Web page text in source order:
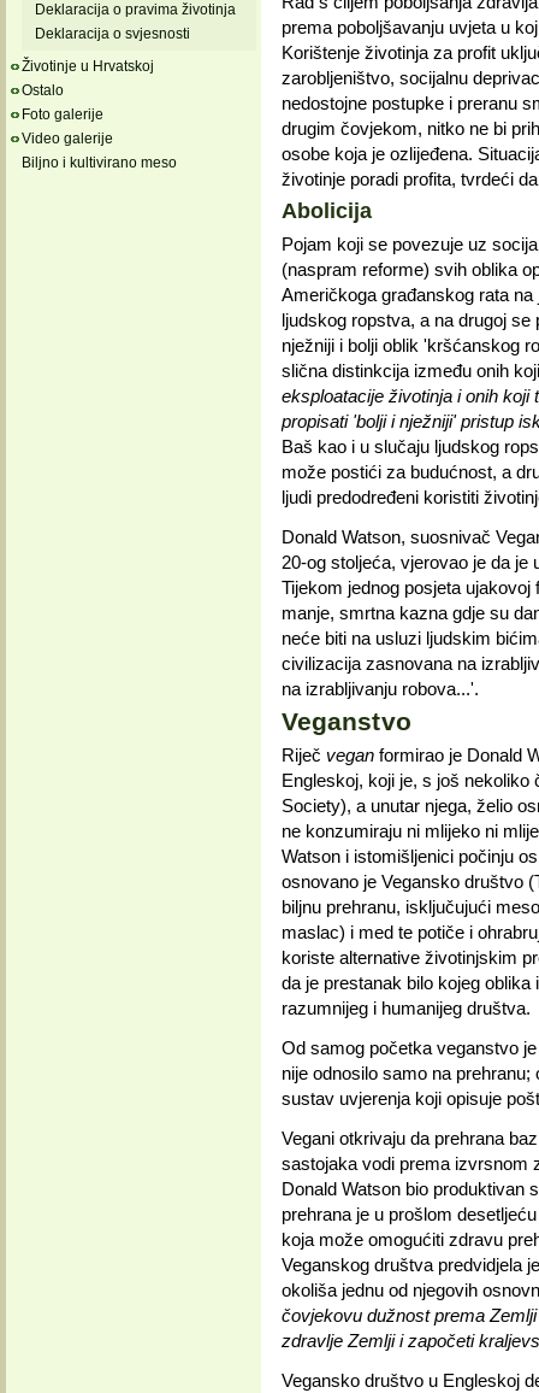
Deklaracija o pravima životinja
Deklaracija o svjesnosti
Životinje u Hrvatskoj
Ostalo
Foto galerije
Video galerije
Biljno i kultivirano meso
prema poboljšavanju uvjeta u
Korištenje životinja za profit
zarobljeništvo, socijalnu
nedostojne postupke i preranu
drugim čovjekom, nitko ne bi
osobe koja je ozlijeđena.
životinje poradi profita, tvrdeći
Abolicija
Pojam koji se povezuje uz
(naspram reforme) svih oblika
Američkoga građanskog rata
ljudskog ropstva, a na drugoj
nježniji i bolji oblik 'kršćanskog
slična distinkcija između onih
eksploatacije životinja i onih
propisati 'bolji i nježniji' pristup
Baš kao i u slučaju ljudskog
može postići za budućnost, a
ljudi predodređeni koristiti
Donald Watson, suosnivač
20-og stoljeća, vjerovao je da je
Tijekom jednog posjeta
manje, smrtna kazna gdje su
neće biti na usluzi ljudskim
civilizacija zasnovana na
na izrabljivanju robova...'.
Veganstvo
Riječ veganformirao je Donald
Engleskoj, koji je, s još nekoliko
Society), a unutar njega, želio
ne konzumiraju ni mlijeko ni
Watson i istomišljenici počinju
osnovano je Vegansko društvo
biljnu prehranu, isključujući
maslac) i med te potiče i
koriste alternative životinjskim
da je prestanak bilo kojeg
razumnijeg i humanijeg društva.
Od samog početka veganstvo
nije odnosilo samo na
sustav uvjerenja koji opisuje
Vegani otkrivaju da prehrana
sastojaka vodi prema izvrsnom
Donald Watson bio produktivan
prehrana je u prošlom
koja može omogućiti zdravu
Veganskog društva predvidjela
okoliša jednu od njegovih
čovjekovu dužnost prema
zdravlje Zemlji i započeti
Vegansko društvo u Engleskoj